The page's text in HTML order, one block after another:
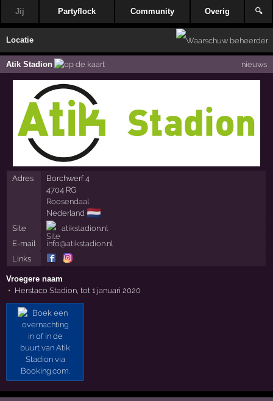
Jij Partyflock Community Overig 🔍
Locatie
Atik Stadion nieuws
Adres
Borchwerf 4
4704 RG
Roosendaal
Nederland 🇳🇱
Site
atikstadion.nl
E-mail
info@atikstadion.nl
Links
Vroegere naam
Herstaco Stadion, tot 1 januari 2020